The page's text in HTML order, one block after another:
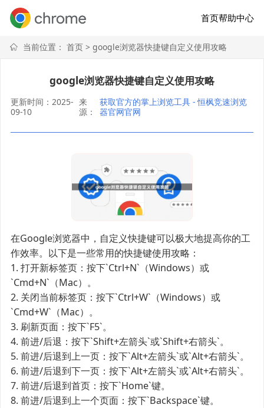
首页帮助中心
当前位置： 首页> google浏览器快捷键自定义使用攻略
google浏览器快捷键自定义使用攻略
更新时间：2025-
09-10
来
源：
获取官方的掌上浏览工具 - 恒枫竞速浏览
器官网官网
在Google浏览器中，自定义快捷键可以极大地提高你的工
作效率。以下是一些常用的快捷键使用攻略：
1. 打开新标签页：按下`Ctrl+N`（Windows）或
`Cmd+N`（Mac）。
2. 关闭当前标签页：按下`Ctrl+W`（Windows）或
`Cmd+W`（Mac）。
3. 刷新页面：按下`F5`。
4. 前进/后退：按下`Shift+左箭头`或`Shift+右箭头`。
5. 前进/后退到上一页：按下`Alt+左箭头`或`Alt+右箭头`。
6. 前进/后退到下一页：按下`Alt+左箭头`或`Alt+右箭头`。
7. 前进/后退到首页：按下`Home`键。
8. 前进/后退到上一个页面：按下`Backspace`键。